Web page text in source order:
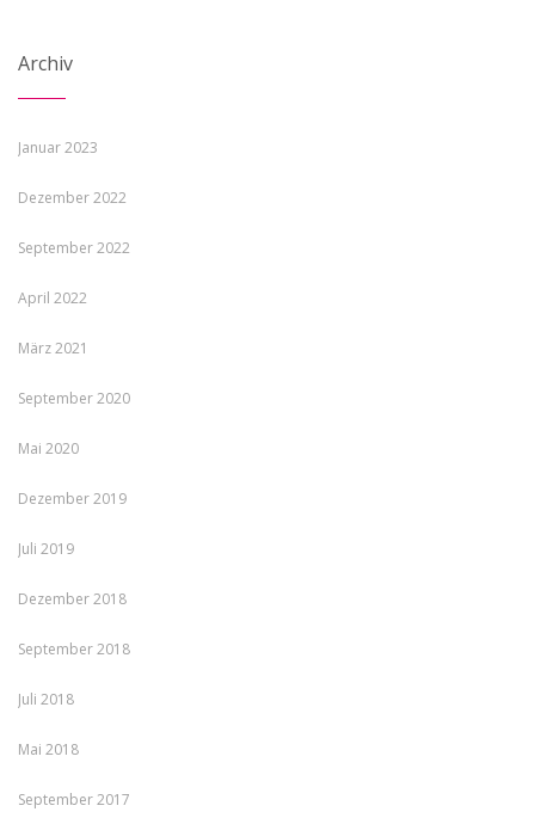
Archiv
Januar 2023
Dezember 2022
September 2022
April 2022
März 2021
September 2020
Mai 2020
Dezember 2019
Juli 2019
Dezember 2018
September 2018
Juli 2018
Mai 2018
September 2017